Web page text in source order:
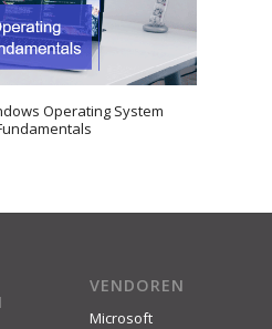
Operating System
VENDOREN
Microsoft